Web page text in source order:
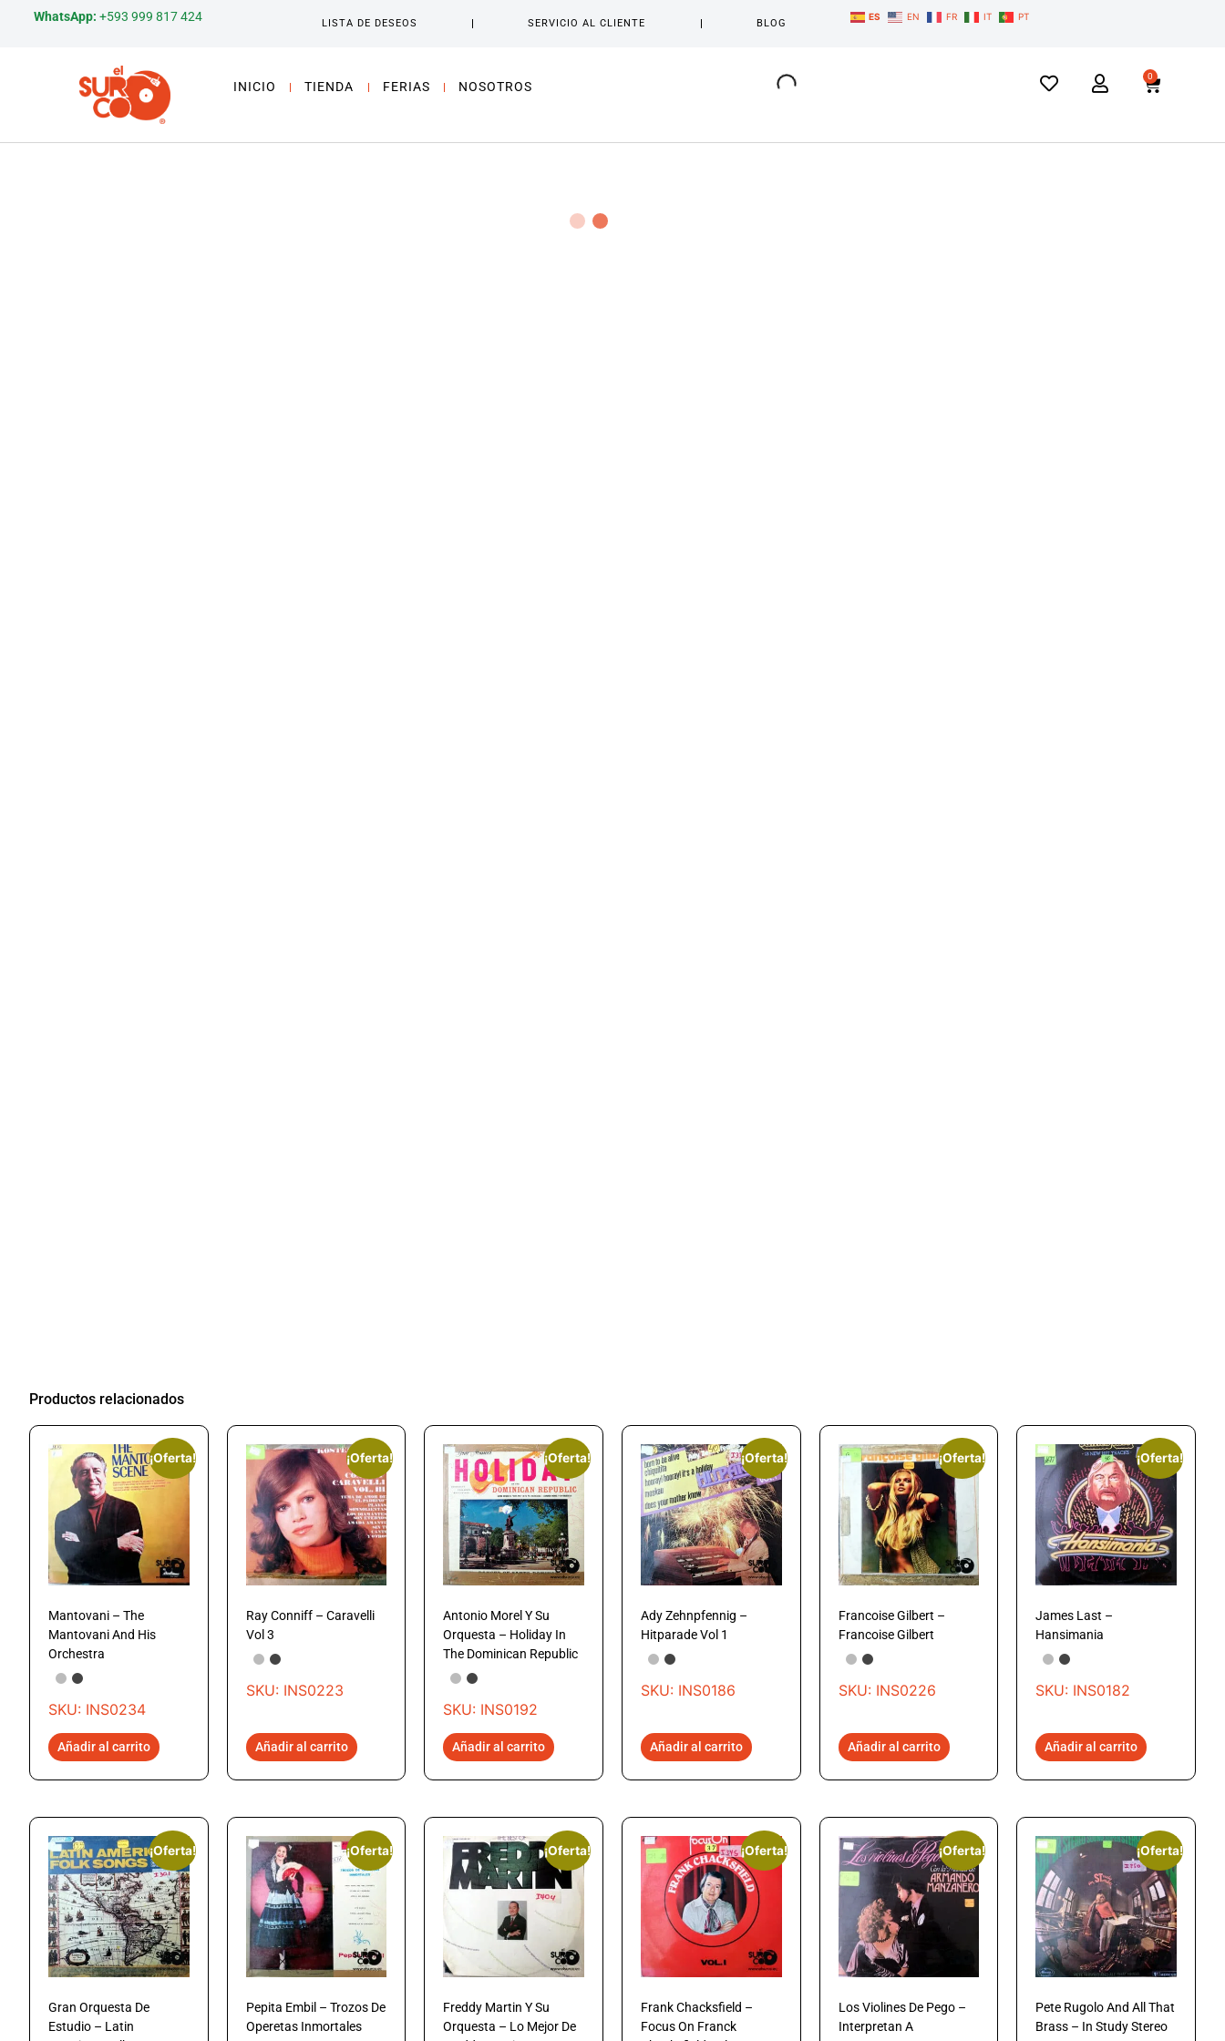
WhatsApp: +593 999 817 424 LISTA DE DESEOS SERVICIO AL CLIENTE BLOG
ES EN FR IT PT
INICIO TIENDA FERIAS NOSOTROS
0
Productos relacionados
¡Oferta!
Mantovani – The
Mantovani And His
Orchestra
SKU: INS0234
Añadir al carrito
¡Oferta!
Ray Conniff – Caravelli
Vol 3
SKU: INS0223
Añadir al carrito
¡Oferta!
Antonio Morel Y Su
Orquesta – Holiday In
The Dominican Republic
SKU: INS0192
Añadir al carrito
¡Oferta!
Ady Zehnpfennig –
Hitparade Vol 1
SKU: INS0186
Añadir al carrito
¡Oferta!
Francoise Gilbert –
Francoise Gilbert
SKU: INS0226
Añadir al carrito
¡Oferta!
James Last –
Hansimania
SKU: INS0182
Añadir al carrito
¡Oferta!
Gran Orquesta De
Estudio – Latin
¡Oferta!
Pepita Embil – Trozos De
Operetas Inmortales
¡Oferta!
Freddy Martin Y Su
Orquesta – Lo Mejor De
¡Oferta!
Frank Chacksfield –
Focus On Franck
¡Oferta!
Los Violines De Pego –
Interpretan A
¡Oferta!
Pete Rugolo And All That
Brass – In Study Stereo